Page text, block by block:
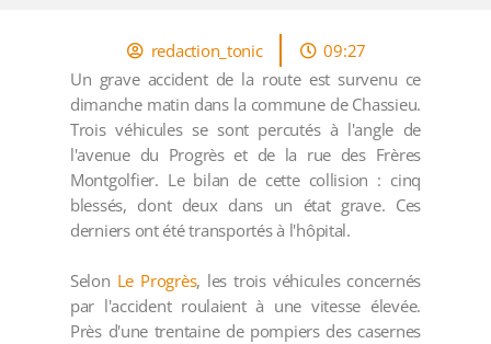
redaction_tonic
09:27
Un grave accident de la route est survenu ce
dimanche matin dans la commune de Chassieu.
Trois véhicules se sont percutés à l'angle de
l'avenue du Progrès et de la rue des Frères
Montgolfier. Le bilan de cette collision : cinq
blessés, dont deux dans un état grave. Ces
derniers ont été transportés à l'hôpital.
Selon Le Progrès, les trois véhicules concernés
par l'accident roulaient à une vitesse élevée.
Près d'une trentaine de pompiers des casernes